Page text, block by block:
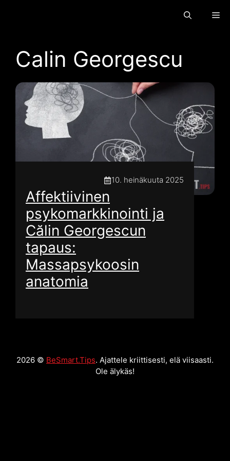
Calin Georgescu
10. heinäkuuta 2025
Affektiivinen
psykomarkkinointi ja
Călin Georgescun
tapaus:
Massapsykoosin
anatomia
2026 © BeSmart.Tips. Ajattele kriittisesti, elä viisaasti.
Ole älykäs!